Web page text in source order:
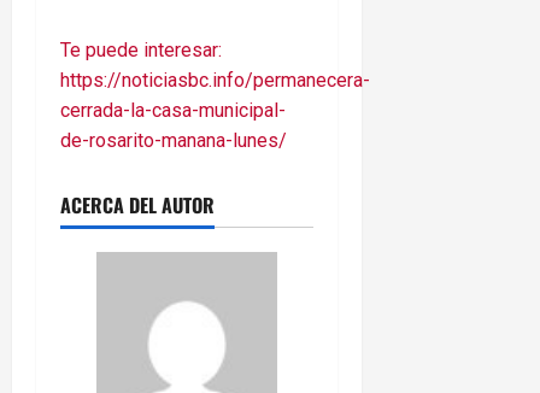
Te puede interesar:
https://noticiasbc.info/permanecera-
cerrada-la-casa-municipal-
de-rosarito-manana-lunes/
ACERCA DEL AUTOR